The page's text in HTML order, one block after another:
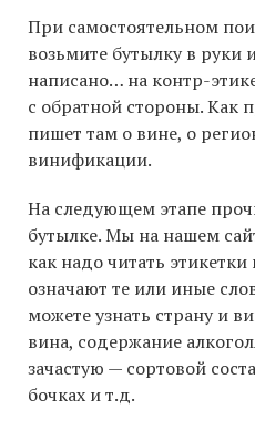
При самостоятельном
возьмите бутылку в руки
написано… на контр-
с обратной стороны. Как
пишет там о вине, о
винификации.
На следующем этапе
бутылке. Мы на нашем
как надо читать
означают те или иные
можете узнать страну и
вина, содержание
зачастую — сортовой
бочках и т.д.